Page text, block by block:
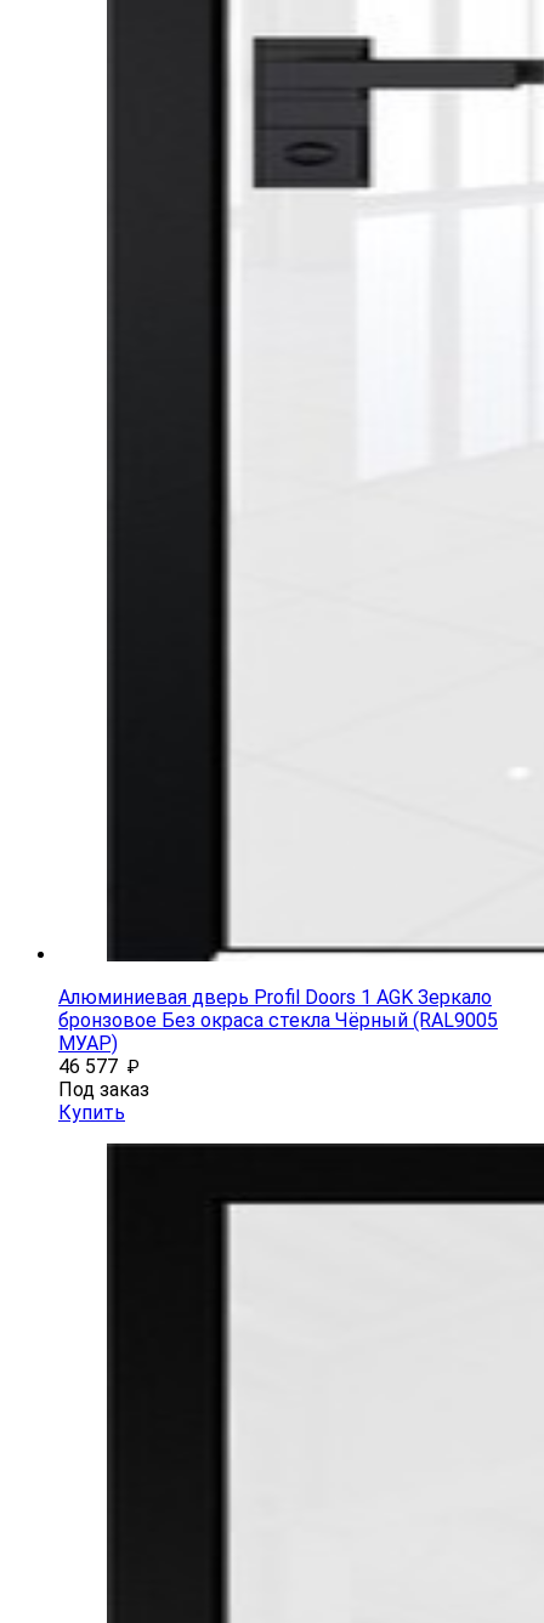
Алюминиевая дверь Profil Doors 1 AGK Зеркало
бронзовое Без окраса стекла Чёрный (RAL9005
МУАР)
46 577 ₽
Под заказ
Купить